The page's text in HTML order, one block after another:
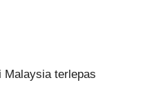
Malaysia terlepas